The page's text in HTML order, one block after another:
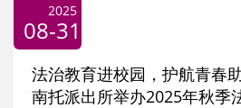
2025
08-31
法治教育进校园，护航青
南托派出所举办2025年秋季